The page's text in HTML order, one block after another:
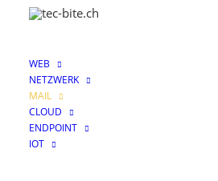
WEB
NETZWERK
MAIL
CLOUD
ENDPOINT
IOT